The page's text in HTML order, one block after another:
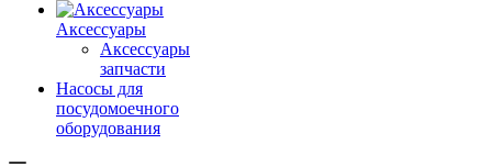
Аксессуары
Аксессуары
запчасти
Насосы для
посудомоечного
оборудования